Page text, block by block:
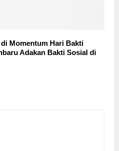
Momentum Hari Bakti
Adakan Bakti Sosial di